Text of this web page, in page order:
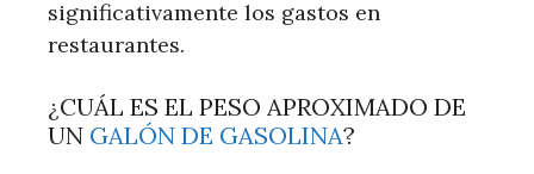
significativamente los gastos en
restaurantes.
¿CUÁL ES EL PESO APROXIMADO DE
UN GALÓN DE GASOLINA?